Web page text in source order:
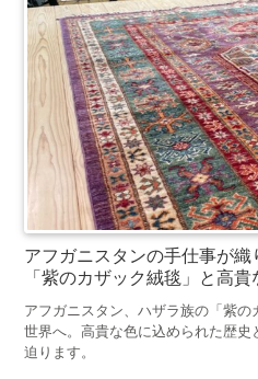
アフガニスタンの手仕事が
「紫のカザック絨毯」と高
アフガニスタン、ハザラ族の「紫
世界へ。高貴な色に込められた歴史
迫ります。